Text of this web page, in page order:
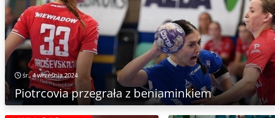
śr., 4 września 2024
Piotrcovia przegrała z beniaminkiem